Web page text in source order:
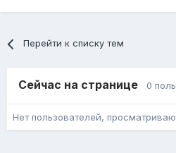
Перейти к списку тем
Сейчас на странице 0
Нет пользователей,